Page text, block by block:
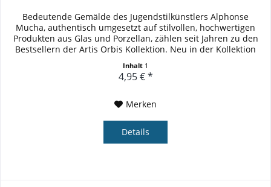
Bedeutende Gemälde des Jugendstilkünstlers Alphonse
Mucha, authentisch umgesetzt auf stilvollen, hochwertigen
Produkten aus Glas und Porzellan, zählen seit Jahren zu den
Bestsellern der Artis Orbis Kollektion. Neu in der Kollektion
Inhalt 1
4,95 € *
Merken
Details